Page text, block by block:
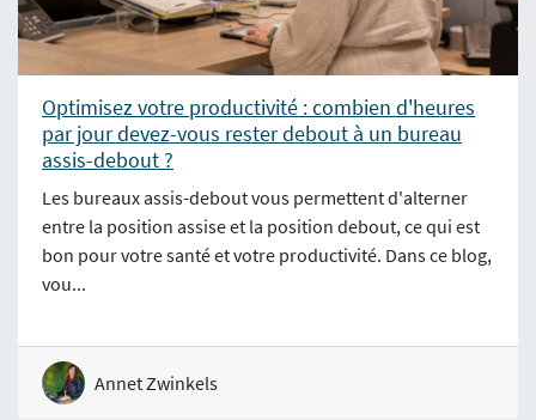
Optimisez votre productivité : combien d'heures
par jour devez-vous rester debout à un bureau
assis-debout ?
Les bureaux assis-debout vous permettent d'alterner
entre la position assise et la position debout, ce qui est
bon pour votre santé et votre productivité. Dans ce blog,
vou...
Annet Zwinkels